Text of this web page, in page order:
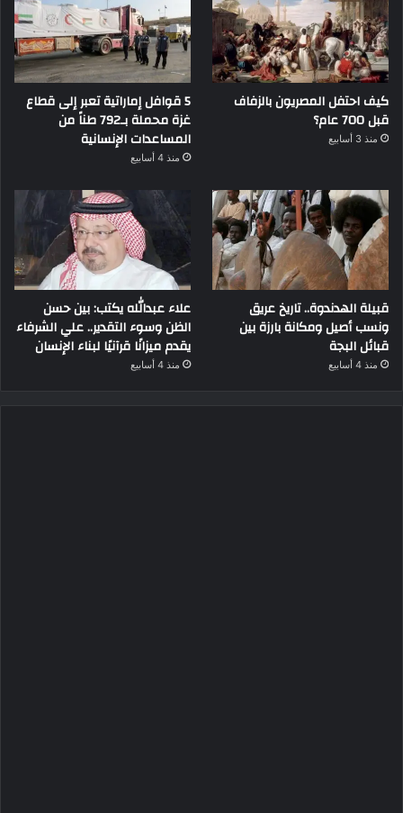
كيف احتفل المصريون بالزفاف
قبل 700 عام؟
منذ 3 أسابيع
5 قوافل إماراتية تعبر إلى قطاع
غزة محملة بـ792 طناً من
المساعدات الإنسانية
منذ 4 أسابيع
قبيلة الهدندوة.. تاريخ عريق
ونسب أصيل ومكانة بارزة بين
قبائل البجة
منذ 4 أسابيع
علاء عبدالله يكتب: بين حسن
الظن وسوء التقدير.. علي الشرفاء
يقدم ميزانًا قرآنيًا لبناء الإنسان
منذ 4 أسابيع